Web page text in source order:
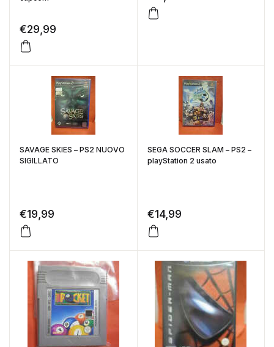
€29,99
SAVAGE SKIES – PS2 NUOVO
SIGILLATO
€19,99
SEGA SOCCER SLAM – PS2 –
playStation 2 usato
€14,99